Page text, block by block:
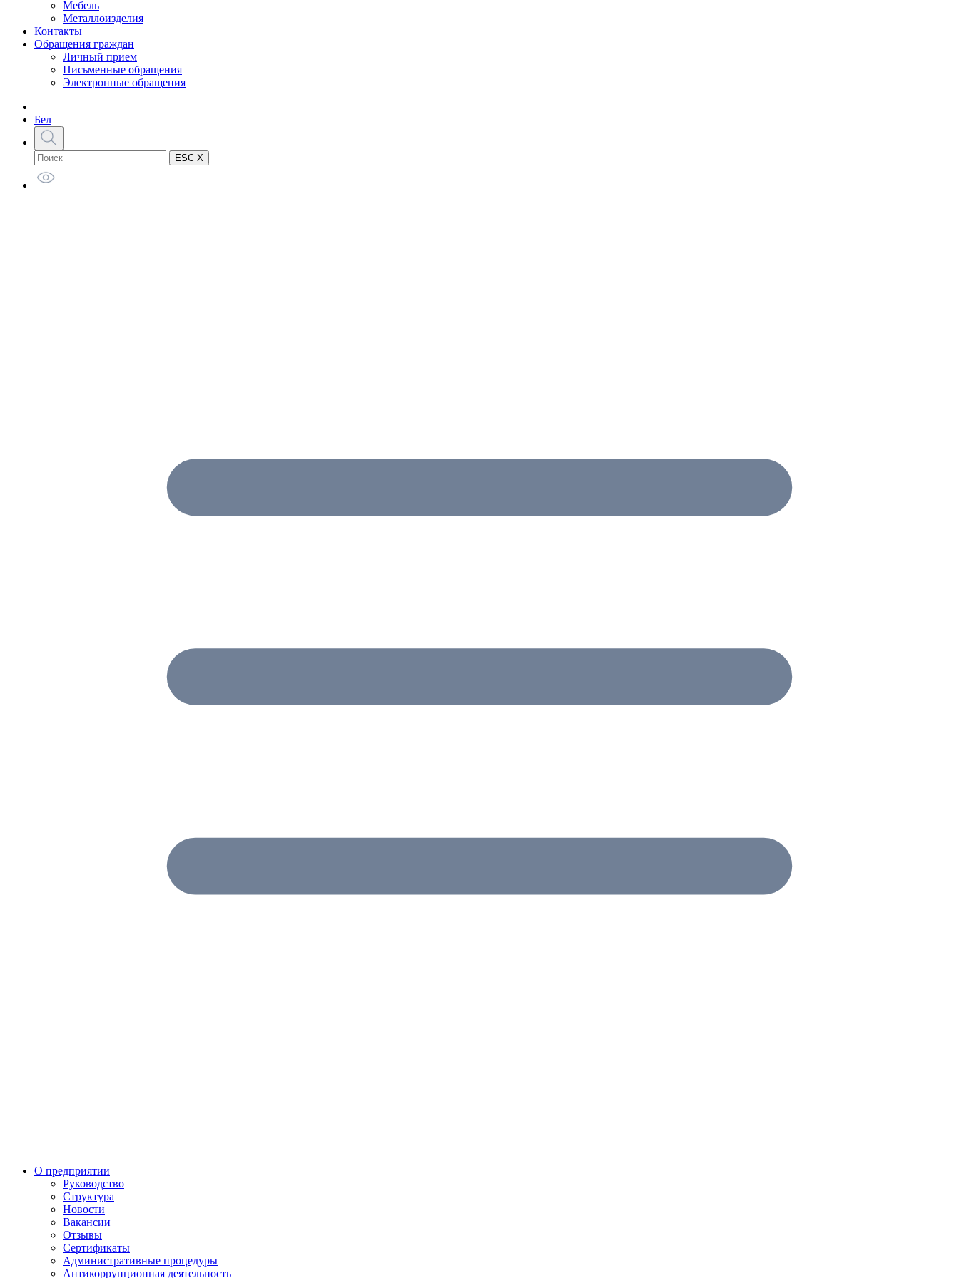
Мебель
Металлоизделия
Контакты
Обращения граждан
Личный прием
Письменные обращения
Электронные обращения
Бел
ESC X
О предприятии
Руководство
Структура
Новости
Вакансии
Отзывы
Сертификаты
Административные процедуры
Антикоррупционная деятельность